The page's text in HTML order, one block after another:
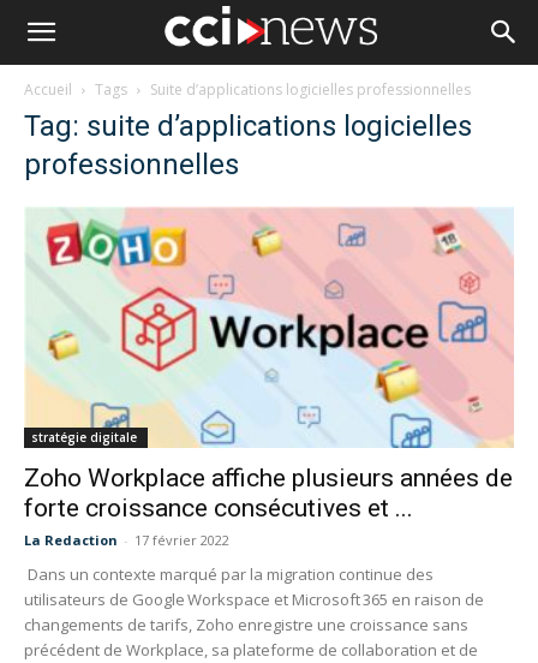
Accueil Tags Suite d’applications logicielles professionnelles
Tag: suite d’applications logicielles
professionnelles
stratégie digitale
Zoho Workplace affiche plusieurs années de
forte croissance consécutives et ...
La Redaction - 17 février 2022
Dans un contexte marqué par la migration continue des
utilisateurs de Google Workspace et Microsoft 365 en raison de
changements de tarifs, Zoho enregistre une croissance sans
précédent de Workplace, sa plateforme de collaboration et de